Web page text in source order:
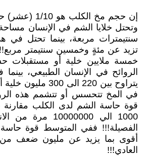
إن حجم مخ
وتحتل خلايا الشم في الإنسان
سنتيمترات مربعة، بينما تحتل في
تزيد عن مئةٍ وخمسين سنتيمتر
خمسة ملايين خلية أو
الروائح في الإنسان الطبيعي،
يتراوح بين 220 الى
في المخ تتحسس أو تتشمم هذه
قوة حاسة الشم لدى الكلب مقارنة
1000 الي
الفصيلة!!! ففي المتوسط قوة
أقوى بما يزيد عن مليون ضعف
العادي!!!